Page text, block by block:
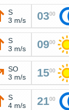
S
3 m/s
0300
S
3 m/s
0900
SO
3 m/s
1500
S
4 m/s
2100